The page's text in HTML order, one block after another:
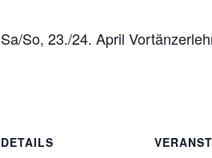
Sa/So, 23./24. April
DETAILS